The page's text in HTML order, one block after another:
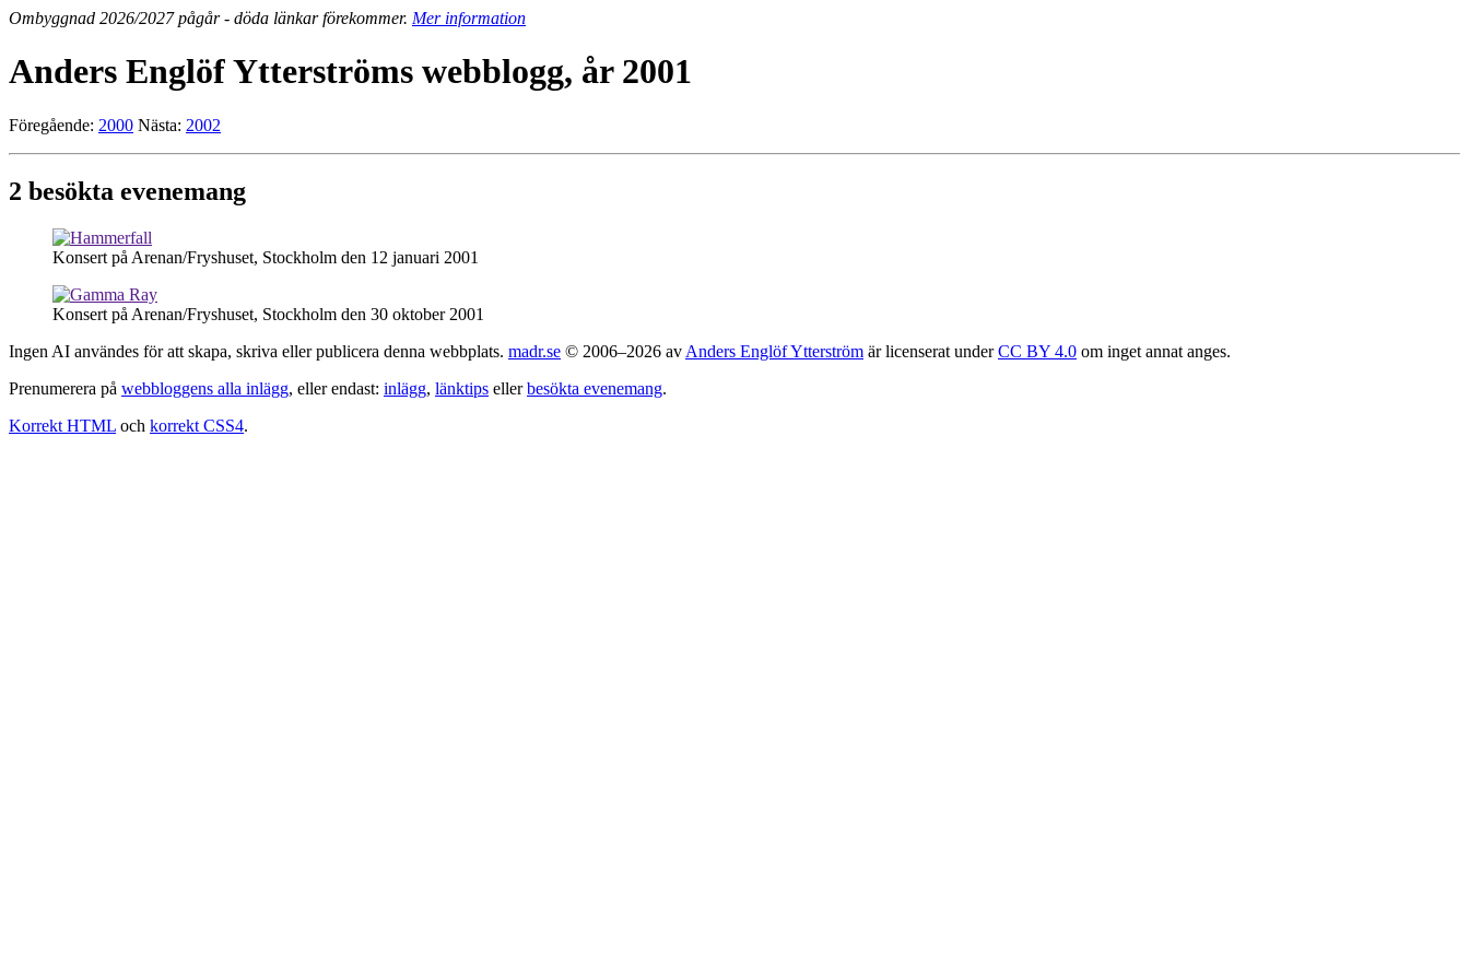
Ombyggnad 2026/2027 pågår - döda länkar förekommer. Mer information
Anders Englöf Ytterströms webblogg, år 2001
Föregående: 2000 Nästa: 2002
2 besökta evenemang
Konsert på Arenan/Fryshuset, Stockholm den 12 januari 2001
Konsert på Arenan/Fryshuset, Stockholm den 30 oktober 2001
Ingen AI användes för att skapa, skriva eller publicera denna webbplats. madr.se © 2006–2026 av Anders Englöf Ytterström är licenserat underCC BY 4.0 om inget annat anges.
Prenumerera på webbloggens alla inlägg, eller endast: inlägg, länktips ellerbesökta evenemang.
Korrekt HTML och korrekt CSS4.